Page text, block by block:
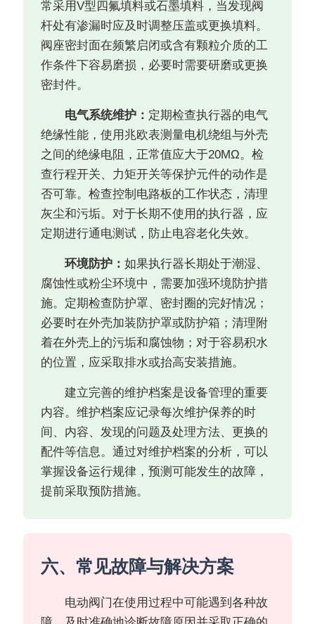
常采用V型四氟填料或石墨填料，当发现阀
杆处有渗漏时应及时调整压盖或更换填料。
阀座密封面在频繁启闭或含有颗粒介质的工
作条件下容易磨损，必要时需要研磨或更换
密封件。
电气系统维护： 定期检查执行器的电气
绝缘性能，使用兆欧表测量电机绕组与外壳
之间的绝缘电阻，正常值应大于20MΩ。检
查行程开关、力矩开关等保护元件的动作是
否可靠。检查控制电路板的工作状态，清理
灰尘和污垢。对于长期不使用的执行器，应
定期进行通电测试，防止电容老化失效。
环境防护：如果执行器长期处于潮湿、
腐蚀性或粉尘环境中，需要加强环境防护措
施。定期检查防护罩、密封圈的完好情况；
必要时在外壳加装防护罩或防护箱；清理附
着在外壳上的污垢和腐蚀物；对于容易积水
的位置，应采取排水或抬高安装措施。
建立完善的维护档案是设备管理的重要
内容。维护档案应记录每次维护保养的时
间、内容、发现的问题及处理方法、更换的
配件等信息。通过对维护档案的分析，可以
掌握设备运行规律，预测可能发生的故障，
提前采取预防措施。
六、常见故障与解决方案
电动阀门在使用过程中可能遇到各种故